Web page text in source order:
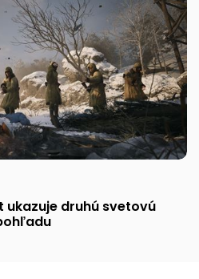
ukazuje druhú svetovú